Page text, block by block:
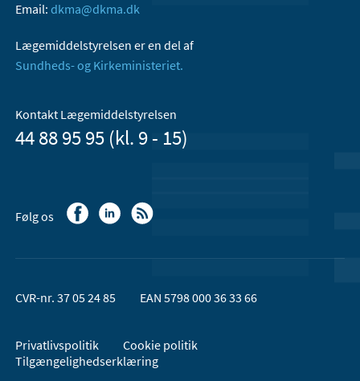
Email: dkma@dkma.dk
Lægemiddelstyrelsen er en del af
Sundheds- og Kirkeministeriet.
Kontakt Lægemiddelstyrelsen
44 88 95 95 (kl. 9 - 15)
Følg os
CVR-nr. 37 05 24 85 EAN 5798 000 36 33 66
Privatlivspolitik
Cookie politik
Tilgængelighedserklæring